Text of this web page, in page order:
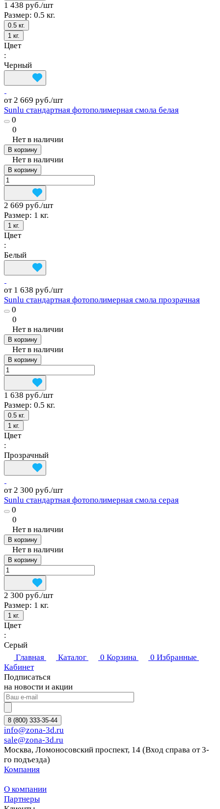
1 438 руб./шт
Размер: 0.5 кг.
0.5 кг.
1 кг.
Цвет
:
Черный
от 2 669 руб./шт
Sunlu стандартная фотополимерная смола белая
0
0
Нет в наличии
В корзину
Нет в наличии
В корзину
2 669 руб./шт
Размер: 1 кг.
1 кг.
Цвет
:
Белый
от 1 638 руб./шт
Sunlu стандартная фотополимерная смола прозрачная
0
0
Нет в наличии
В корзину
Нет в наличии
В корзину
1 638 руб./шт
Размер: 0.5 кг.
0.5 кг.
1 кг.
Цвет
:
Прозрачный
от 2 300 руб./шт
Sunlu стандартная фотополимерная смола серая
0
0
Нет в наличии
В корзину
Нет в наличии
В корзину
2 300 руб./шт
Размер: 1 кг.
1 кг.
Цвет
:
Серый
Главная
Каталог 0 Корзина 0 Избранные
Кабинет
Подписаться
на новости и акции
8 (800) 333-35-44
info@zona-3d.ru
sale@zona-3d.ru
Москва, Ломоносовский проспект, 14 (Вход справа от 3-
го подъезда)
Компания
О компании
Партнеры